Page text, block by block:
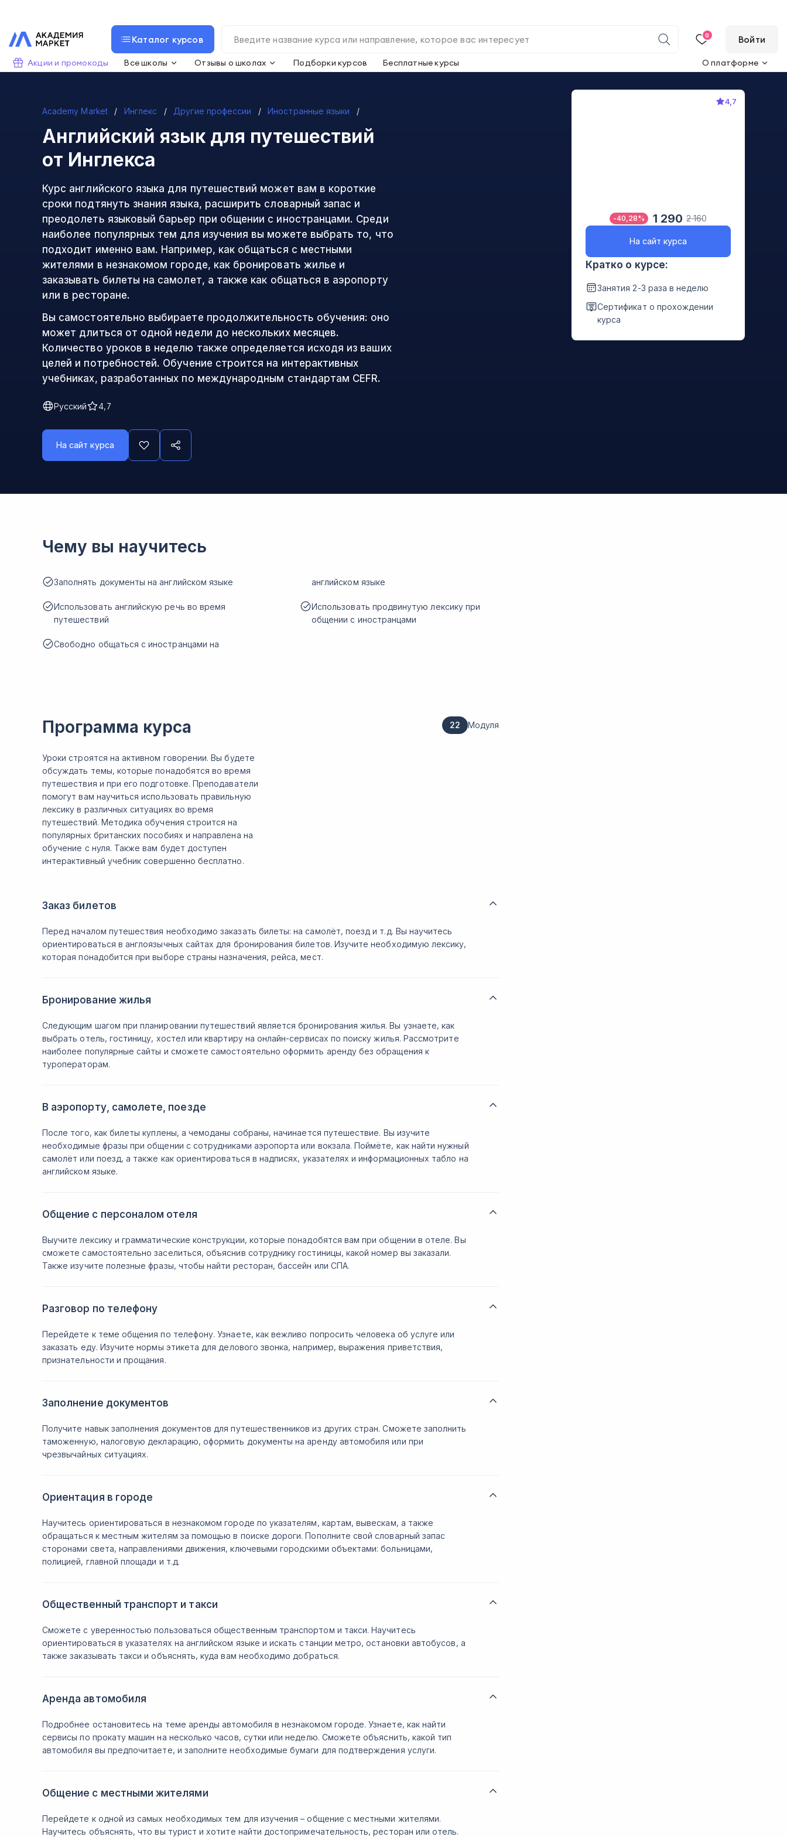
Каталог курсов 0 Войти
Акции и промокоды Все школы Отзывы о школах Подборки курсов Бесплатные курсы О платформе
Academy Market Инглекс Другие профессии Иностранные языки
Английский язык для путешествий
от Инглекса
Курс английского языка для путешествий может вам в короткие
сроки подтянуть знания языка, расширить словарный запас и
преодолеть языковый барьер при общении с иностранцами. Среди
наиболее популярных тем для изучения вы можете выбрать то, что
подходит именно вам. Например, как общаться с местными
жителями в незнакомом городе, как бронировать жилье и
заказывать билеты на самолет, а также как общаться в аэропорту
или в ресторане.
Вы самостоятельно выбираете продолжительность обучения: оно
может длиться от одной недели до нескольких месяцев.
Количество уроков в неделю также определяется исходя из ваших
целей и потребностей. Обучение строится на интерактивных
учебниках, разработанных по международным стандартам CEFR.
Русский 4,7
На сайт курса
4,7
-40,28% 1 290 2 160
На сайт курса
Кратко о курсе:
Занятия 2-3 раза в неделю
Сертификат о прохождении
курса
Чему вы научитесь
Заполнять документы на английском языке
Использовать английскую речь во время
путешествий
Свободно общаться с иностранцами на
английском языке
Использовать продвинутую лексику при
общении с иностранцами
Программа курса
Уроки строятся на активном говорении. Вы будете
обсуждать темы, которые понадобятся во время
путешествия и при его подготовке. Преподаватели
помогут вам научиться использовать правильную
лексику в различных ситуациях во время
путешествий. Методика обучения строится на
популярных британских пособиях и направлена на
обучение с нуля. Также вам будет доступен
интерактивный учебник совершенно бесплатно.
22 Модуля
Заказ билетов
Перед началом путешествия необходимо заказать билеты: на самолёт, поезд и т.д. Вы научитесь
ориентироваться в англоязычных сайтах для бронирования билетов. Изучите необходимую лексику,
которая понадобится при выборе страны назначения, рейса, мест.
Бронирование жилья
Следующим шагом при планировании путешествий является бронирования жилья. Вы узнаете, как
выбрать отель, гостиницу, хостел или квартиру на онлайн-сервисах по поиску жилья. Рассмотрите
наиболее популярные сайты и сможете самостоятельно оформить аренду без обращения к
туроператорам.
В аэропорту, самолете, поезде
После того, как билеты куплены, а чемоданы собраны, начинается путешествие. Вы изучите
необходимые фразы при общении с сотрудниками аэропорта или вокзала. Поймёте, как найти нужный
самолёт или поезд, а также как ориентироваться в надписях, указателях и информационных табло на
английском языке.
Общение с персоналом отеля
Выучите лексику и грамматические конструкции, которые понадобятся вам при общении в отеле. Вы
сможете самостоятельно заселиться, объяснив сотруднику гостиницы, какой номер вы заказали.
Также изучите полезные фразы, чтобы найти ресторан, бассейн или СПА.
Разговор по телефону
Перейдете к теме общения по телефону. Узнаете, как вежливо попросить человека об услуге или
заказать еду. Изучите нормы этикета для делового звонка, например, выражения приветствия,
признательности и прощания.
Заполнение документов
Получите навык заполнения документов для путешественников из других стран. Сможете заполнить
таможенную, налоговую декларацию, оформить документы на аренду автомобиля или при
чрезвычайных ситуациях.
Ориентация в городе
Научитесь ориентироваться в незнакомом городе по указателям, картам, вывескам, а также
обращаться к местным жителям за помощью в поиске дороги. Пополните свой словарный запас
сторонами света, направлениями движения, ключевыми городскими объектами: больницами,
полицией, главной площади и т.д.
Общественный транспорт и такси
Сможете с уверенностью пользоваться общественным транспортом и такси. Научитесь
ориентироваться в указателях на английском языке и искать станции метро, остановки автобусов, а
также заказывать такси и объяснять, куда вам необходимо добраться.
Аренда автомобиля
Подробнее остановитесь на теме аренды автомобиля в незнакомом городе. Узнаете, как найти
сервисы по прокату машин на несколько часов, сутки или неделю. Сможете объяснить, какой тип
автомобиля вы предпочитаете, и заполните необходимые бумаги для подтверждения услуги.
Общение с местными жителями
Перейдете к одной из самых необходимых тем для изучения – общение с местными жителями.
Научитесь объяснять, что вы турист и хотите найти достопримечательность, ресторан или отель.